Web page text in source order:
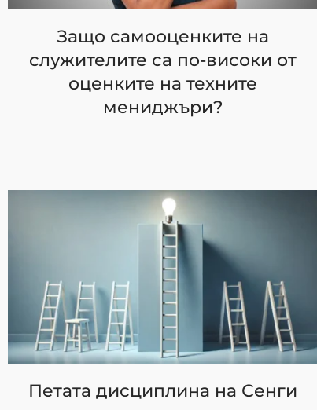
Защо самооценките на
служителите са по-високи от
оценките на техните
мениджъри?
Петата дисциплина на Сенги